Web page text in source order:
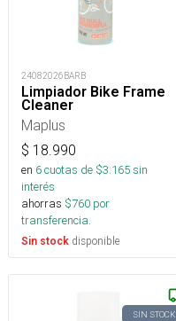
24082026BARB
Limpiador Bike Frame
Cleaner
Maplus
$ 18.990
en 6cuotas de $3.165sin
interés
ahorras $760 por
transferencia.
Sin stock disponible
SIN STOCK